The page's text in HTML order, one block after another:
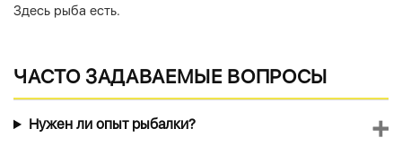
Здесь рыба есть.
ЧАСТО ЗАДАВАЕМЫЕ ВОПРОСЫ
Нужен ли опыт рыбалки? +
−